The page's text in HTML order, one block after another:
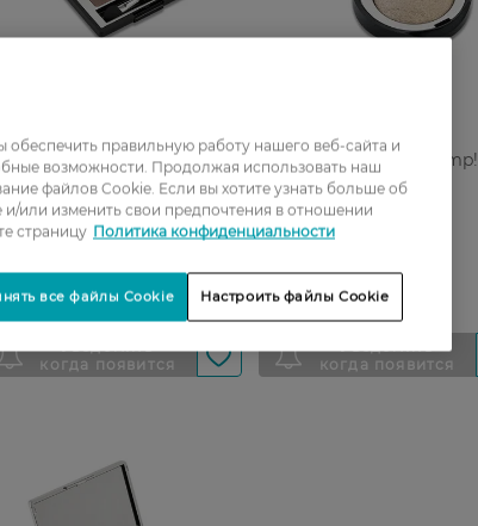
двойные для век Pupa
Compact Duo, тон 004,
ГРН
Тени для век Pupa Vamp!
Wet&Dry, тонн 100, 1 г
392,00 ГРН
правильную работу нашего веб-сайта и
возможности. Продолжая использовать наш
файлов Cookie. Если вы хотите узнать больше об
или изменить свои предпочтения в отношении
страницу Политика конфиденциальности
Настроить файлы Cookie
все файлы Cookie